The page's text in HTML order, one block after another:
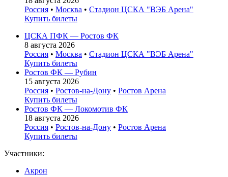
Россия • Москва • Стадион ЦСКА "ВЭБ Арена"
Купить билеты
ЦСКА ПФК — Ростов ФК
8 августа 2026
Россия • Москва • Стадион ЦСКА "ВЭБ Арена"
Купить билеты
Ростов ФК — Рубин
15 августа 2026
Россия • Ростов-на-Дону • Ростов Арена
Купить билеты
Ростов ФК — Локомотив ФК
18 августа 2026
Россия • Ростов-на-Дону • Ростов Арена
Купить билеты
Участники:
Акрон